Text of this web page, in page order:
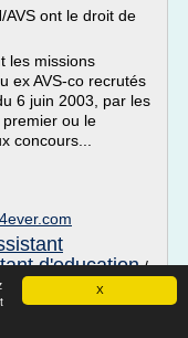
X
AVS ont le droit de
les missions
ex AVS-co recrutés
6 juin 2003, par les
premier ou le
concours...
d'education/
recrutement